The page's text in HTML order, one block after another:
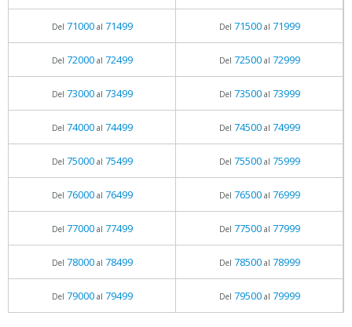
Del 71000al 71499 Del 71500al 71999
Del 72000al 72499 Del 72500al 72999
Del 73000al 73499 Del 73500al 73999
Del 74000al 74499 Del 74500al 74999
Del 75000al 75499 Del 75500al 75999
Del 76000al 76499 Del 76500al 76999
Del 77000al 77499 Del 77500al 77999
Del 78000al 78499 Del 78500al 78999
Del 79000al 79499 Del 79500al 79999